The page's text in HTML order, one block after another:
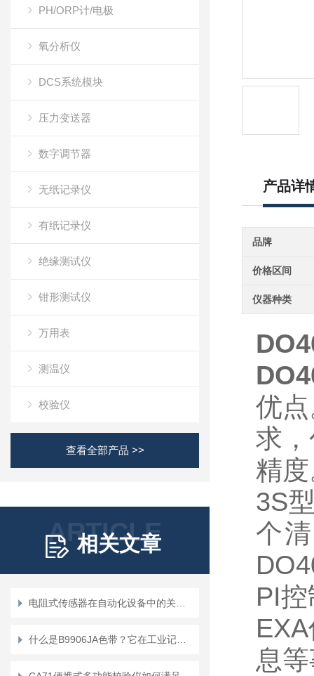
PH/ORP计/电极
氧分析仪
DCS系统模块
压力变送器
数字调节器
无纸记录仪
有纸记录仪
绝缘测试仪
钳形测试仪
万用表
测温仪
校验仪
查看全部产品 >>
ARTICLE
相关文章
产品详
品牌
价格区间
仪器种类
优
求
精
3S
个
PI
息